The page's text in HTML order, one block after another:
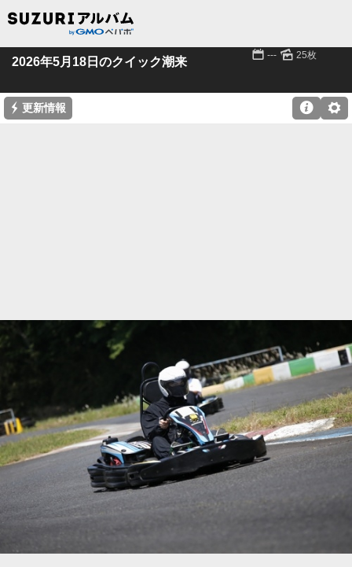
2026年5月18日のクイック潮来 📅 --- 🌄 25枚
⚡ 更新情報 ⚙
